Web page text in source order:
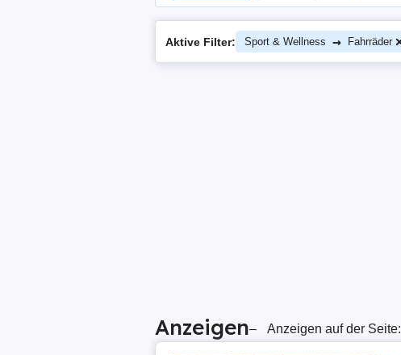
Aktive Filter: Sport & Wellness → Fahrräder
Anzeigen– Anzeigen auf der Seite: